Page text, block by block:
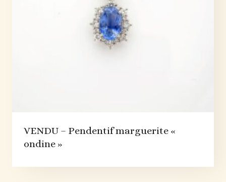
VENDU – Pendentif marguerite «
ondine »